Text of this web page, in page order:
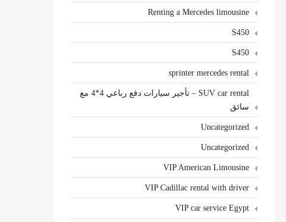
Renting a Mercedes limousine
S450
S450
sprinter mercedes rental
SUV car rental – تأجير سيارات دفع رباعي 4*4 مع
سائق
Uncategorized
Uncategorized
VIP American Limousine
VIP Cadillac rental with driver
VIP car service Egypt